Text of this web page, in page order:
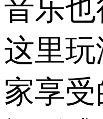
音乐
这里
家享